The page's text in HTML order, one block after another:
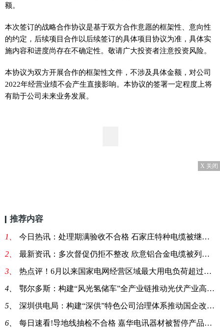
额。
本次签订的战略合作协议是基于双方合作意愿的框架性、意向性
的约定，后续项目合作以后续签订的具体项目协议为准，具体实
施内容和进度尚存在不确定性。敬请广大投资者注意投资风险。
本协议为双方开展合作的框架性文件，不涉及具体金额，对公司
2022年经营业绩不会产生直接影响。本协议的签署一定程度上将
有助于公司未来业务发展。
X 关闭
推荐内容
1、 今日热讯：处理期满验收不合格 石家庄特种电缆被继续暂停中标资格
2、 最新资讯：多次督促仍拒不整改 欣意铝合金电缆被列入黑名单1年
3、 热点评！6月以来国家电网经营区域最大用电负荷超过8.44亿千瓦
4、 鄂尔多斯：构建“风光氢储车”全产业链推动光伏产业高质量发展
5、 深圳供电局：构建“深供”特色公司治理体系推动国企改革新台阶
6、 每日速看!导地线抽检不合格 嘉华电讯器材被暂停产品中标资格